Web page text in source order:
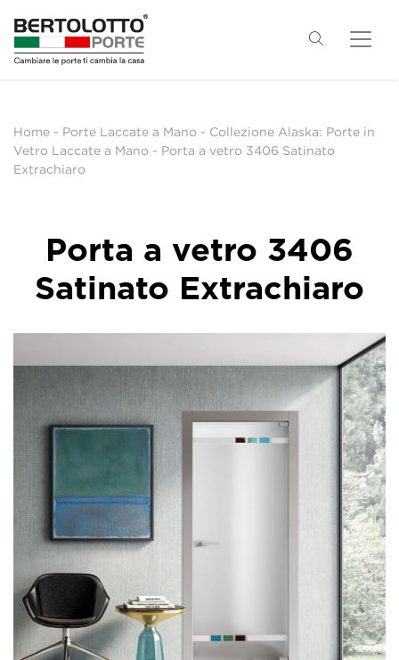
Home - Porte Laccate a Mano - Collezione Alaska: Porte in
Vetro Laccate a Mano - Porta a vetro 3406 Satinato
Extrachiaro
Porta a vetro 3406
Satinato Extrachiaro